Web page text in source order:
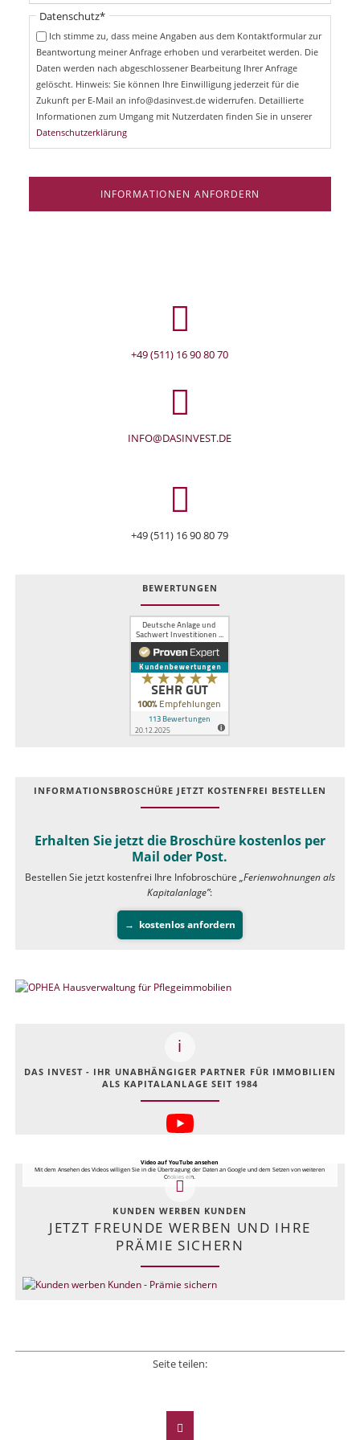
f
i
Pflichtfeld
Datenschutz*
Ich stimme zu, dass meine Angaben aus dem Kontaktformular zur
Beantwortung meiner Anfrage erhoben und verarbeitet werden. Die
Daten werden nach abgeschlossener Bearbeitung Ihrer Anfrage
gelöscht. Hinweis: Sie können Ihre Einwilligung jederzeit für die
Zukunft per E-Mail an info@dasinvest.de widerrufen. Detaillierte
Informationen zum Umgang mit Nutzerdaten finden Sie in unserer
Datenschutzerklärung
INFORMATIONEN ANFORDERN
+49 (511) 16 90 80 70
INFO@DASINVEST.DE
+49 (511) 16 90 80 79
BEWERTUNGEN
INFOR­MATIONS­BROSCHÜRE JETZT KOSTEN­FREI BESTELLEN
Erhalten Sie jetzt die Broschüre kostenlos per
Mail oder Post.
Bestellen Sie jetzt kostenfrei Ihre Infobroschüre „Ferienwohnungen als
Kapitalanlage”:
kostenlos anfordern
DAS INVEST - IHR UNABHÄNGIGER PARTNER FÜR IMMOBILIEN
ALS KAPITALANLAGE SEIT 1984
Video auf YouTube ansehen
Mit dem Ansehen des Videos willigen Sie in die Übertragung der Daten an Google und dem Setzen von weiteren
Cookies ein.
KUNDEN WERBEN KUNDEN
JETZT FREUNDE WERBEN UND IHRE
PRÄMIE SICHERN
Seite teilen: